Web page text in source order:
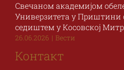
Свечаном академијом
Универзитета у
седиштем у Косовској
26.06.2026 | Вести
Контакт